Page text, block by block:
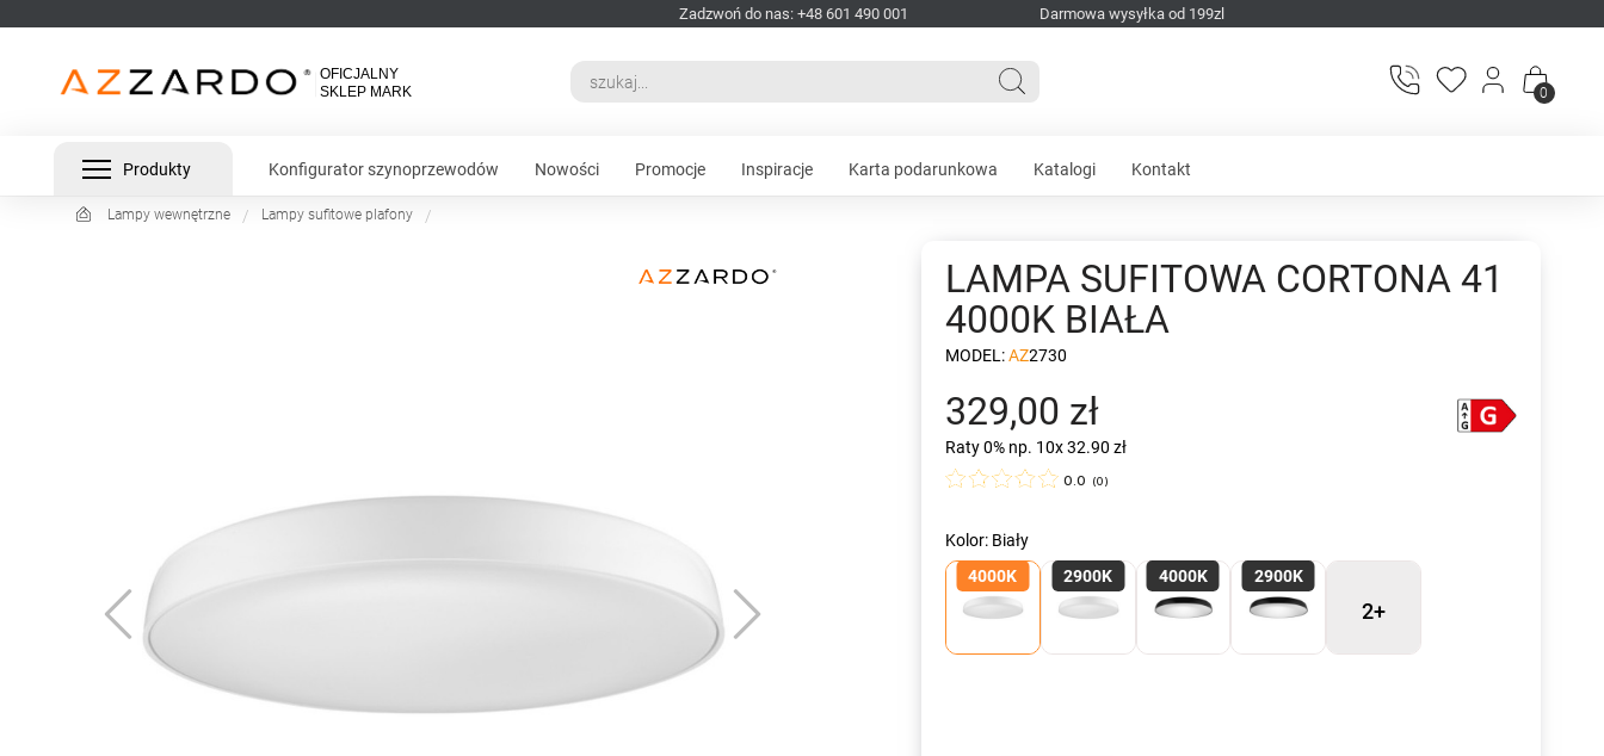
Zadzwoń do nas: +48 601 490 001 Darmowa wysyłka od 199zl
0
Produkty Konfigurator szynoprzewodów Nowości Promocje Inspiracje Karta podarunkowa Katalogi Kontakt
Lampy wewnętrzne Lampy sufitowe plafony
LAMPA SUFITOWA CORTONA 41
4000K BIAŁA
MODEL:AZ2730
329,00 zł
Raty 0% np. 10x 32.90 zł
0.0 (0)
Kolor: Biały
4000K
2900K 4000K 2900K
2+